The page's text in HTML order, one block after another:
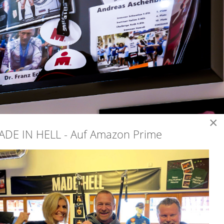
×
IN HELL - Auf Amazon Prime